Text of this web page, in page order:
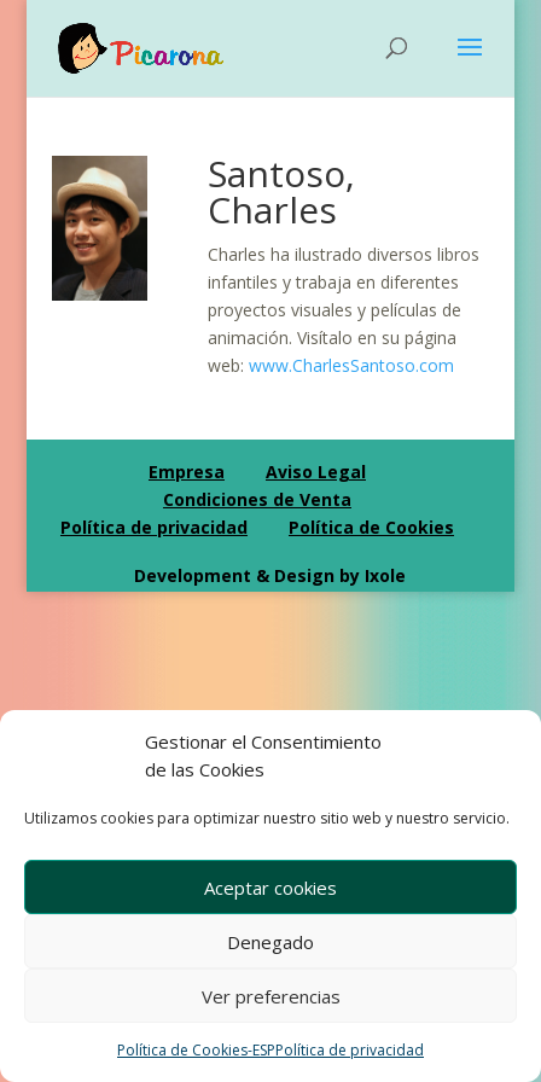
Gestionar el Consentimiento
de las Cookies
Utilizamos cookies para optimizar nuestro sitio web y nuestro servicio.
Aceptar cookies
Denegado
Ver preferencias
Política de Cookies-ESPPolítica de privacidad
Santoso,
Charles
Charles ha ilustrado diversos libros
infantiles y trabaja en diferentes
proyectos visuales y películas de
animación. Visítalo en su página
web: www.CharlesSantoso.com
Empresa
Aviso Legal
Condiciones de Venta
Política de privacidad
Política de Cookies
Development & Design by Ixole